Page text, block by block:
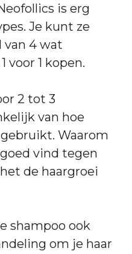
is erg
Je kunt ze
van 4 wat
voor 1 kopen.
2 tot 3
van hoe
Waarom
vind tegen
de haargroei
shampoo ook
om je haar